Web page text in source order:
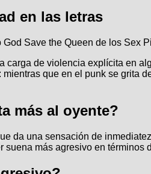
en las letras
Save the Queen de los
carga de violencia explícita en
que en el punk se grita
más al oyente?
da una sensación de
más agresivo en